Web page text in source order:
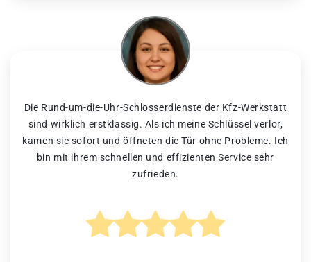
Die Rund-um-die-Uhr-Schlosserdienste der Kfz-Werkstatt
sind wirklich erstklassig. Als ich meine Schlüssel verlor,
kamen sie sofort und öffneten die Tür ohne Probleme. Ich
bin mit ihrem schnellen und effizienten Service sehr
zufrieden.